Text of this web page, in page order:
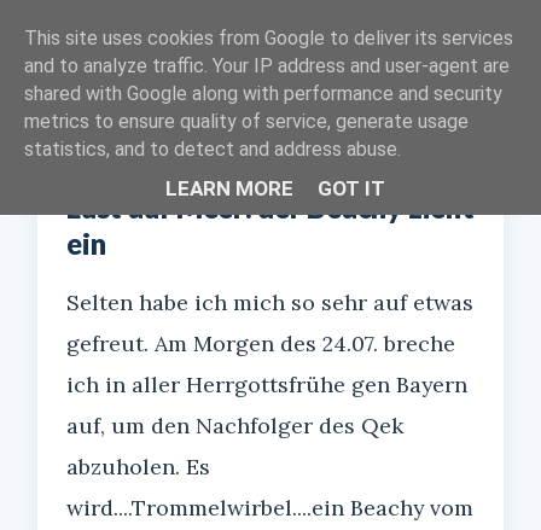
Kleines Gepäck
STARTSEITE ÜBER MICH
Lust auf Meer: der Beachy zieht
ein
Selten habe ich mich so sehr auf etwas
gefreut. Am Morgen des 24.07. breche
ich in aller Herrgottsfrühe gen Bayern
auf, um den Nachfolger des Qek
abzuholen. Es
wird....Trommelwirbel....ein Beachy vom
This site uses cookies from Google to deliver its services
and to analyze traffic. Your IP address and user-agent are
shared with Google along with performance and security
metrics to ensure quality of service, generate usage
statistics, and to detect and address abuse.
LEARN MORE GOT IT